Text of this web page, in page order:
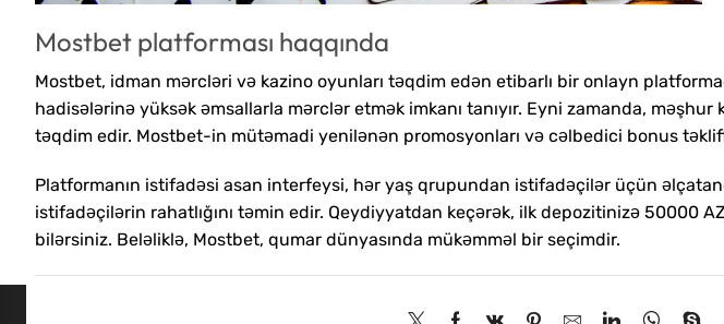
Mostbet platforması haqqında
Mostbet, idman mərcləri və kazino oyunları təqdim edən etibarlı bir onlayn
hadisələrinə yüksək əmsallarla mərclər etmək imkanı tanıyır. Eyni zamanda,
təqdim edir. Mostbet-in mütəmadi yenilənən promosyonları və cəlbedici bonus
Platformanın istifadəsi asan interfeysi, hər yaş qrupundan istifadəçilər üçün
istifadəçilərin rahatlığını təmin edir. Qeydiyyatdan keçərək, ilk depozitinizə 50000
bilərsiniz. Beləliklə, Mostbet, qumar dünyasında mükəmməl bir seçimdir.